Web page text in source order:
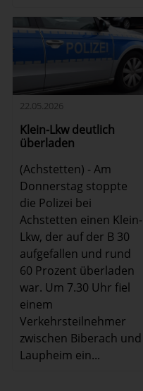
22.05.2026
Klein-Lkw deutlich
überladen
(Achstetten) - Am
Donnerstag stoppte
die Polizei bei
Achstetten einen Klein-
Lkw, der auf der B 30
aufgefallen und rund
60 Prozent überladen
war. Um 7.30 Uhr fiel
einem
Verkehrsteilnehmer
zwischen Biberach und
Laupheim ein...